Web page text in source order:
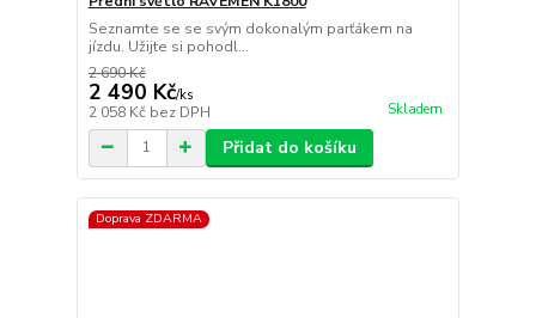
Seznamte se se svým dokonalým parťákem na
jízdu. Užijte si pohodl...
2 690 Kč
2 490 Kč/ks
2 058 Kč bez DPH Skladem
Přidat do košíku
Doprava ZDARMA